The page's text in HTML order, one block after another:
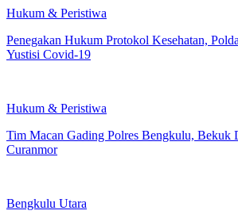
Hukum & Peristiwa
Penegakan Hukum Protokol Kesehatan,
Yustisi Covid-19
Hukum & Peristiwa
Tim Macan Gading Polres Bengkulu, Bekuk
Curanmor
Bengkulu Utara